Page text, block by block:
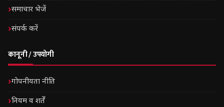
समाचार भेजें
संपर्क करें
कानूनी / उपयोगी
गोपनीयता नीति
नियम व शर्तें